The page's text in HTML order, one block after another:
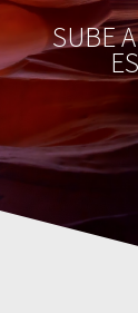
SUBE